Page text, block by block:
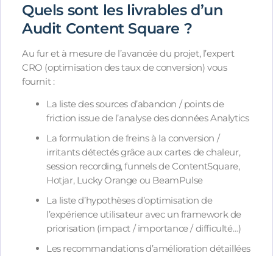
Quels sont les livrables d’un
Audit Content Square ?
Au fur et à mesure de l’avancée du projet, l’expert
CRO (optimisation des taux de conversion) vous
fournit :
La liste des sources d’abandon / points de
friction issue de l’analyse des données Analytics
La formulation de freins à la conversion /
irritants détectés grâce aux cartes de chaleur,
session recording, funnels de ContentSquare,
Hotjar, Lucky Orange ou BeamPulse
La liste d’hypothèses d’optimisation de
l’expérience utilisateur avec un framework de
priorisation (impact / importance / difficulté…)
Les recommandations d’amélioration détaillées